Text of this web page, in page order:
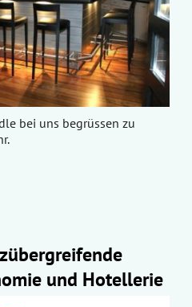
bei uns begrüssen zu
und Hotellerie